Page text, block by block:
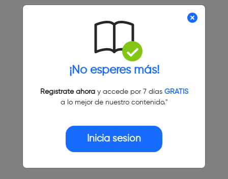
¡No esperes más!
Regístrate ahoray accede por 7 días GRATIS
a lo mejor de nuestro contenido."
Inicia sesión